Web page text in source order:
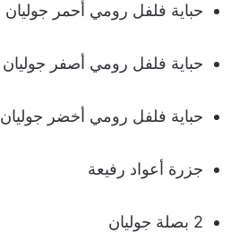
حباية فلفل رومي أحمر جوليان
حباية فلفل رومي أصفر جوليان
حباية فلفل رومي أخضر جوليان
جزرة أعواد رفيعة
2 بصلة جوليان